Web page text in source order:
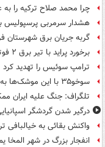
چرا محمد صلاح ترکیه را به
هشدار سرمربی
گربه جریان برق شهرستان
برخورد پراید با تیر برق ۲ فوتی بر جای گذاشت
ترامپ سوئیس را تهدید کرد
سوخو۳۵ با این موشک‌ها به ناوهای‌جنگی حمله می‌کند
تلگراف: جنگ علیه ایران
درگیر شدن گردشگر
واکنش بقائی به خیالبافی
انفجار بزرگ در شهر المخا